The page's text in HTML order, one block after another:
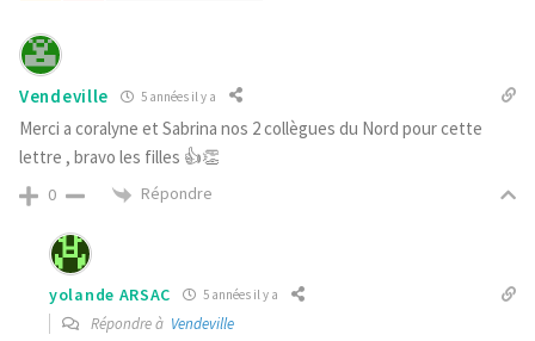
Vendeville 5 années il y a
Merci a coralyne et Sabrina nos 2 collègues du Nord pour cette
lettre , bravo les filles 👍👏
0 Répondre
yolande ARSAC 5 années il y a
Répondre à Vendeville